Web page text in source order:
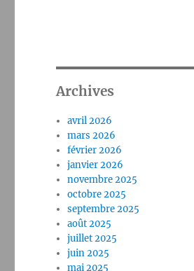
Archives
avril 2026
mars 2026
février 2026
janvier 2026
novembre 2025
octobre 2025
septembre 2025
août 2025
juillet 2025
juin 2025
mai 2025